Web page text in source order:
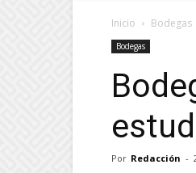
Inicio Bodegas
Bodegas
Por Redacción -